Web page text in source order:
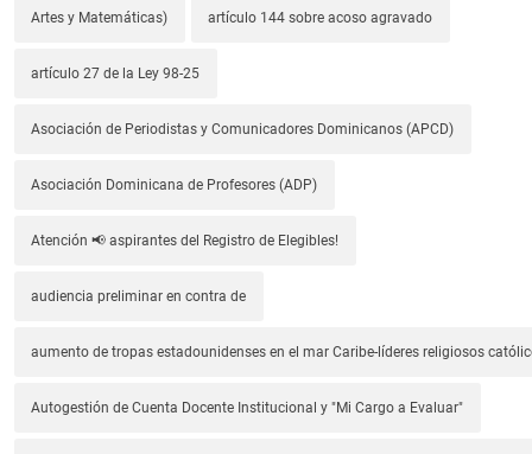
Artes y Matemáticas) artículo 144 sobre acoso agravado
artículo 27 de la Ley 98-25
Asociación de Periodistas y Comunicadores Dominicanos (APCD)
Asociación Dominicana de Profesores (ADP)
Atención 📢 aspirantes del Registro de Elegibles!
audiencia preliminar en contra de
aumento de tropas estadounidenses en el mar Caribe-líderes religiosos
Autogestión de Cuenta Docente Institucional y "Mi Cargo a Evaluar"